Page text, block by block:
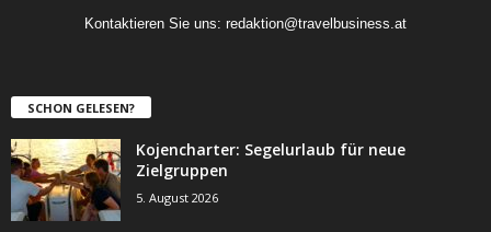
Kontaktieren Sie uns: redaktion@travelbusiness.at
SCHON GELESEN?
Kojencharter: Segelurlaub für neue
Zielgruppen
5. August 2026